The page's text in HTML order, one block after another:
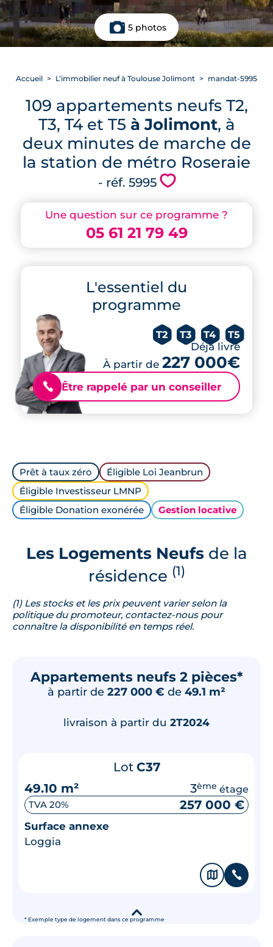
5 photos
Une question sur ce programme ?
05 61 21 79 49
L'essentiel du
programme
T2 T3 T4 T5
Déjà livré
À partir de 227 000€
📞 Être rappelé par un conseiller
Accueil L’immobilier neuf à Toulouse Jolimont mandat-5995
109 appartements neufs T2,
T3, T4 et T5 à Jolimont, à
deux minutes de marche de
la station de métro Roseraie
- réf. 5995 💗
Prêt à taux zéro
Éligible Loi Jeanbrun
Éligible Investisseur LMNP
Éligible Donation exonérée
Gestion locative
Les Logements Neufsde la
résidence (1)
(1) Les stocks et les prix peuvent varier selon la
politique du promoteur, contactez-nous pour
connaître la disponibilité en temps réel.
Appartements neufs 2 pièces*
à partir de 227 000 € de 49.1 m²
* Exemple type de logement dans ce programme
livraison à partir du 2T2024
Lot C37
49.10 m²
3ème étage
TVA 20% 257 000 €
Surface annexe
Loggia
🗞 📞
▾